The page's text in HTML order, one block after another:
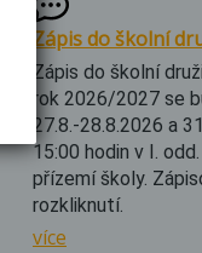
Zápis do školní
Zápis do školní
rok 2026/2027 se
27.8.-28.8.2026 a
15:00 hodin v I.
přízemí školy.
rozkliknutí.
více